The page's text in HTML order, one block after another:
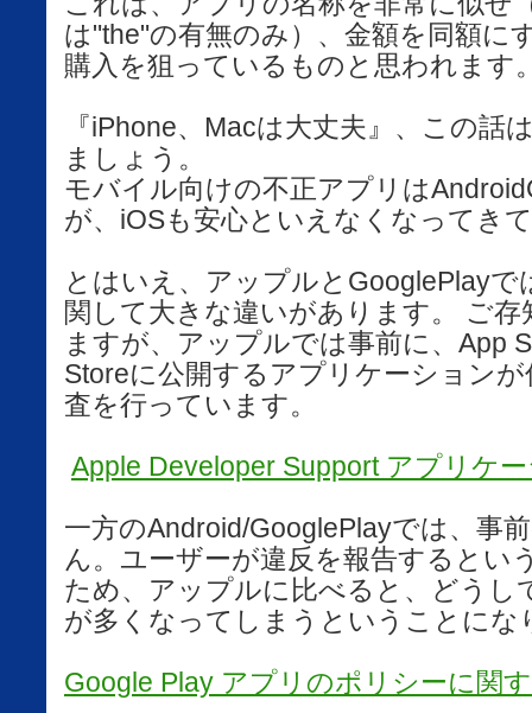
は"the"の有無のみ）、金額を同額に
購入を狙っているものと思われます
『iPhone、Macは大丈夫』、この話
ましょう。
モバイル向けの不正アプリは
が、iOSも安心といえなくなってき
とはいえ、アップルとGooglePlayで
関して大きな違いがあります。 ご
ますが、アップルでは事前に、App
Storeに公開するアプリケーション
査を行っています。
Apple Developer Support アプリケ
一方のAndroid/GooglePlayでは、事
ん。ユーザーが違反を報告するとい
ため、アップルに比べると、どうし
が多くなってしまうということにな
Google Play アプリのポリシーに関